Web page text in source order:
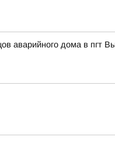
аварийного дома в пгт